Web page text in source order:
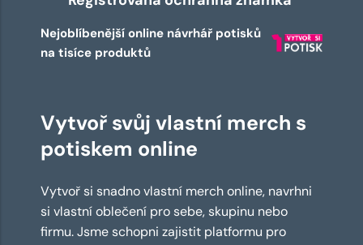
Nejoblíbenější online návrhář potisků
na tisíce produktů
Vytvoř svůj vlastní merch s
potiskem online
Vytvoř si snadno vlastní merch online, navrhni
si vlastní oblečení pro sebe, skupinu nebo
firmu. Jsme schopni zajistit platformu pro